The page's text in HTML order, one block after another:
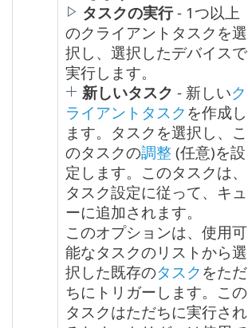
タスクの実行- 1つ以上
のクライアントタスクを選
択し、選択したデバイスで
実行します。
新しいタスク - 新しいク
ライアントタスク を作成し
ます。タスクを選択し、こ
のタスクの調整 (任意)を設
定します。このタスクは、
タスク設定に従って、キュ
ーに追加されます。
このオプションは、使用可
能なタスクのリストから選
択した既存のタスク をただ
ちにトリガーします。この
タスクはただちに実行され